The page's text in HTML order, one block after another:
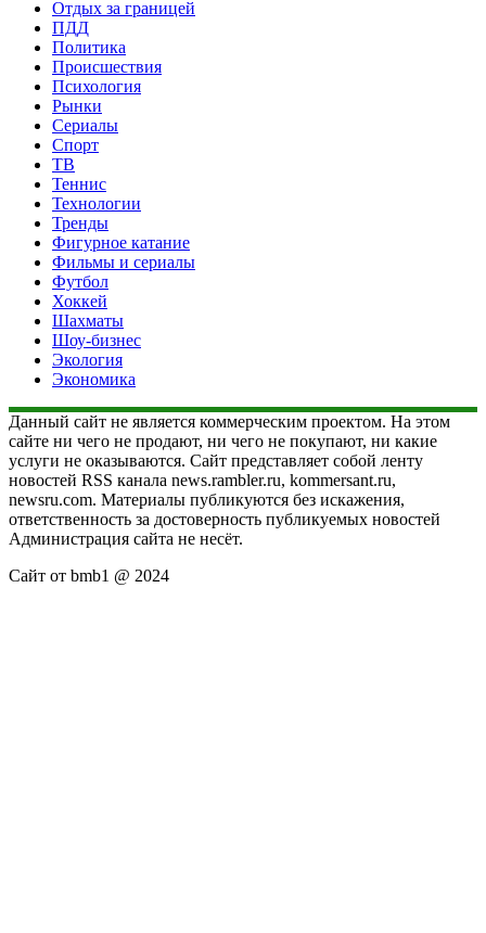
Отдых за границей
ПДД
Политика
Происшествия
Психология
Рынки
Сериалы
Спорт
ТВ
Теннис
Технологии
Тренды
Фигурное катание
Фильмы и сериалы
Футбол
Хоккей
Шахматы
Шоу-бизнес
Экология
Экономика
Данный сайт не является коммерческим проектом. На этом
сайте ни чего не продают, ни чего не покупают, ни какие
услуги не оказываются. Сайт представляет собой ленту
новостей RSS канала news.rambler.ru, kommersant.ru,
newsru.com. Материалы публикуются без искажения,
ответственность за достоверность публикуемых новостей
Администрация сайта не несёт.
Сайт от bmb1 @ 2024